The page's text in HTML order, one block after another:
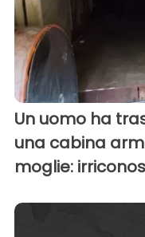
Un uomo ha
una cabina
moglie: